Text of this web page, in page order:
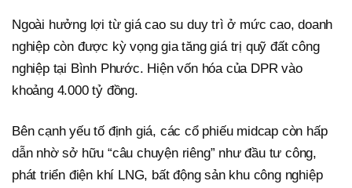
Ngoài hưởng lợi từ giá cao su duy trì ở mức cao, doanh
nghiệp còn được kỳ vọng gia tăng giá trị quỹ đất công
nghiệp tại Bình Phước. Hiện vốn hóa của DPR vào
khoảng 4.000 tỷ đồng.
Bên cạnh yếu tố định giá, các cổ phiếu midcap còn hấp
dẫn nhờ sở hữu “câu chuyện riêng” như đầu tư công,
phát triển điện khí LNG, bất động sản khu công nghiệp